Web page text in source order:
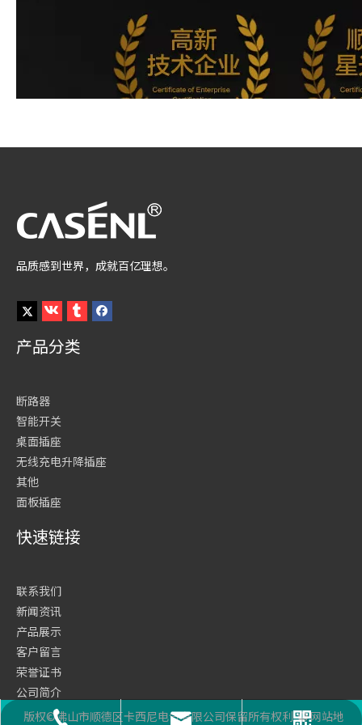
品质感到世界，成就百亿理想。
产品分类
断路器
智能开关
桌面插座
无线充电升降插座
其他
面板插座
座机号码
邮箱
二维码
快速链接
联系我们
新闻资讯
产品展示
客户留言
荣誉证书
公司简介
网站首页
版权©佛山市顺德区卡西尼电气有限公司保留所有权利 网站地